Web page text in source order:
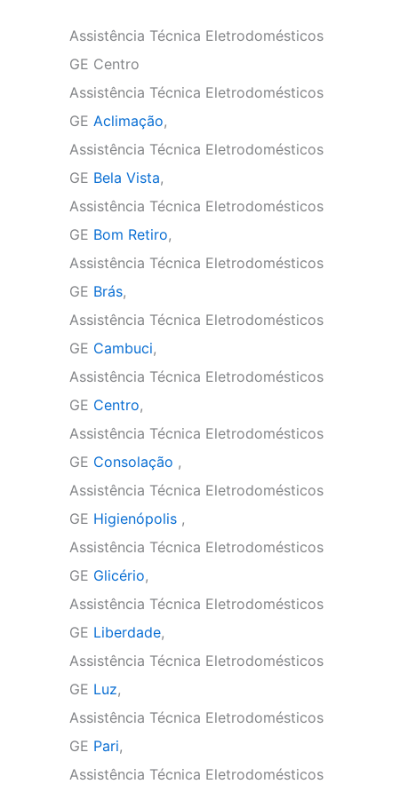
Assistência Técnica Eletrodomésticos
GE Centro
Assistência Técnica Eletrodomésticos
GE Aclimação,
Assistência Técnica Eletrodomésticos
GE Bela Vista,
Assistência Técnica Eletrodomésticos
GE Bom Retiro,
Assistência Técnica Eletrodomésticos
GE Brás,
Assistência Técnica Eletrodomésticos
GE Cambuci,
Assistência Técnica Eletrodomésticos
GE Centro,
Assistência Técnica Eletrodomésticos
GE Consolação ,
Assistência Técnica Eletrodomésticos
GE Higienópolis ,
Assistência Técnica Eletrodomésticos
GE Glicério,
Assistência Técnica Eletrodomésticos
GE Liberdade,
Assistência Técnica Eletrodomésticos
GE Luz,
Assistência Técnica Eletrodomésticos
GE Pari,
Assistência Técnica Eletrodomésticos